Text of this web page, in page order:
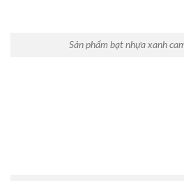
Sản phẩm bạt nhựa xanh